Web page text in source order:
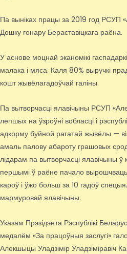
Па выніках працы за 2019 год РСУП
Дошку гонару Бераставіцкага раёна.
У аснове моцнай эканомікі
малака і мяса. Каля 80% выручкі
кошт жывёлагадоўчай галіны.
Па вытворчасці ялавічыны РСУП
лепшых на ўзроўні вобласці і
адкорму буйной рагатай жывёлы —
амаль палову абароту грашовых
лідарам па вытворчасці ялавічыны
першымі ў раёне пачало
кароў і ўжо больш за 10 гадоў
мармуровай ялавічыны.
Указам Прэзідэнта Рэспублікі
медалём «За працоўныя заслугі»
Алекшыцы Уладзімір Уладзіміравіч